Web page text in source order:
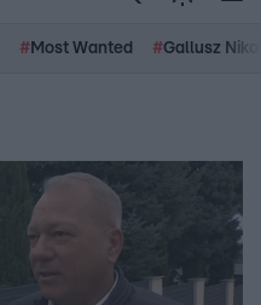
# Most Wanted #Gallusz